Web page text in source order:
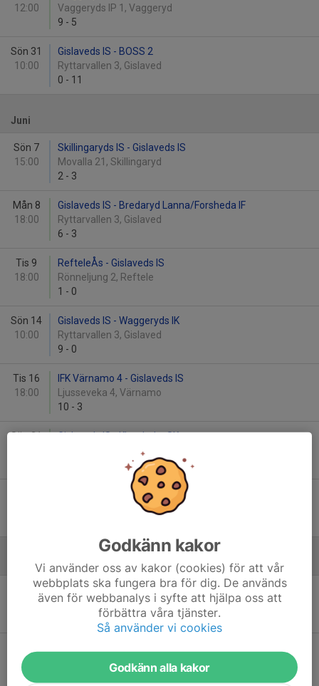
12:00
Vaggeryds IP 1, Vaggeryd
9 - 5
Sön 31
10:00
Gislaveds IS - BOSS 2
Ryttarvallen 3, Gislaved
0 - 11
Juni
Sön 7
15:00
Skillingaryds IS - Gislaveds IS
Movalla 21, Skillingaryd
2 - 3
Mån 8
18:00
Gislaveds IS - Bredaryd Lanna/Forsheda IF
Ryttarvallen 3, Gislaved
6 - 3
Tis 9
18:00
RefteleÅs - Gislaveds IS
Rönneljung 2, Reftele
1 - 0
Sön 14
10:00
Gislaveds IS - Waggeryds IK
Ryttarvallen 3, Gislaved
9 - 0
Tis 16
18:00
IFK Värnamo 4 - Gislaveds IS
Ljusseveka 4, Värnamo
10 - 3
Sön 21
Gislaveds IS - Klevshults SK
RefteleÅs - Gislaveds IS
Rönneljung 2, Reftele
Augusti
Mån 10
19:00
Gislaveds IS - BOSS 2
Ryttarvallen
18:30
Åängsvallen 1, Klevshult
Godkänn kakor
Vi använder oss av kakor (cookies) för att vår
webbplats ska fungera bra för dig. De används
även för webbanalys i syfte att hjälpa oss att
förbättra våra tjänster.
Så använder vi cookies
Godkänn alla kakor